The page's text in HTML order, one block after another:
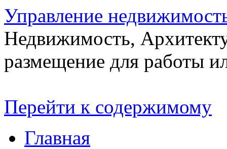
Управление
Недвижимость,
размещение для работы
Перейти к содержимому
Главная